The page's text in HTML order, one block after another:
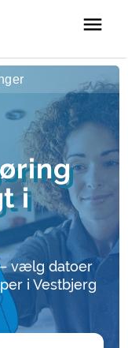
menu
i
vælg datoer
i Vestbjerg